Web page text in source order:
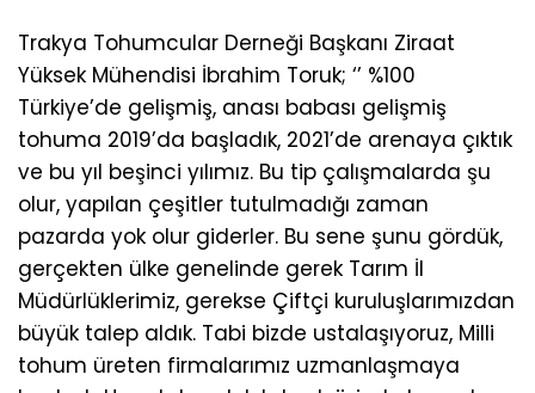
Trakya Tohumcular Derneği Başkanı Ziraat
Yüksek Mühendisi İbrahim Toruk; ‘’ %100
Türkiye’de gelişmiş, anası babası gelişmiş
tohuma 2019’da başladık, 2021’de arenaya çıktık
ve bu yıl beşinci yılımız. Bu tip çalışmalarda şu
olur, yapılan çeşitler tutulmadığı zaman
pazarda yok olur giderler. Bu sene şunu gördük,
gerçekten ülke genelinde gerek Tarım İl
Müdürlüklerimiz, gerekse Çiftçi kuruluşlarımızdan
büyük talep aldık. Tabi bizde ustalaşıyoruz, Milli
tohum üreten firmalarımız uzmanlaşmaya